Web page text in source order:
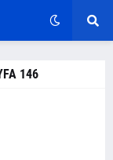
146